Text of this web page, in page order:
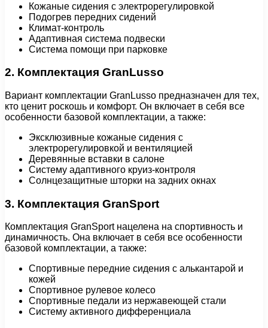
Кожаные сидения с электрорегулировкой
Подогрев передних сидений
Климат-контроль
Адаптивная система подвески
Система помощи при парковке
2. Комплектация GranLusso
Вариант комплектации GranLusso предназначен для тех,
кто ценит роскошь и комфорт. Он включает в себя все
особенности базовой комплектации, а также:
Эксклюзивные кожаные сидения с
электрорегулировкой и вентиляцией
Деревянные вставки в салоне
Систему адаптивного круиз-контроля
Солнцезащитные шторки на задних окнах
3. Комплектация GranSport
Комплектация GranSport нацелена на спортивность и
динамичность. Она включает в себя все особенности
базовой комплектации, а также:
Спортивные передние сидения с алькантарой и
кожей
Спортивное рулевое колесо
Спортивные педали из нержавеющей стали
Систему активного дифференциала